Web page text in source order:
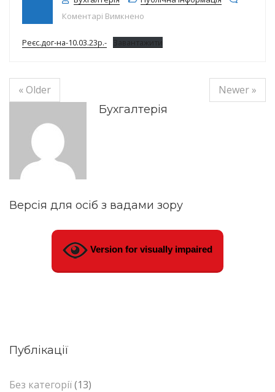
Коментарі Вимкнено
Реєс.дог-на-10.03.23р.- Завантажити
« Older
Newer »
Бухгалтерія
Версія для осіб з вадами зору
Version for visually impaired
Публікації
Без категорії(13)